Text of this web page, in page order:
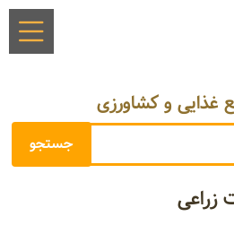
غذایی و کشاورزی
زراعی